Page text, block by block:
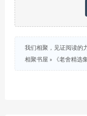
我们相聚，见证阅读的
相聚书屋 » 《老舍精选